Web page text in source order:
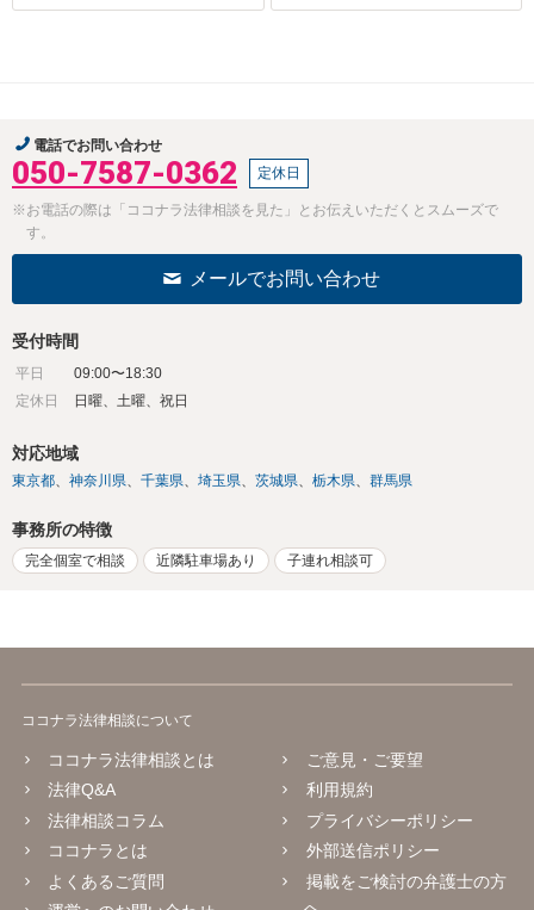
電話でお問い合わせ
050-7587-0362 定休日
※お電話の際は「ココナラ法律相談を見た」とお伝えいただくとスムーズで
す。
メールでお問い合わせ
受付時間
平日
09:00〜18:30
定休日
日曜、土曜、祝日
対応地域
東京都 神奈川県 千葉県 埼玉県 茨城県 栃木県 群馬県
事務所の特徴
完全個室で相談 近隣駐車場あり 子連れ相談可
ココナラ法律相談について
ココナラ法律相談とは
法律Q&A
法律相談コラム
ココナラとは
よくあるご質問
ご意見・ご要望
利用規約
プライバシーポリシー
外部送信ポリシー
掲載をご検討の弁護士の方